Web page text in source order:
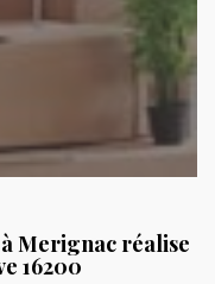
Merignac réalise
16200